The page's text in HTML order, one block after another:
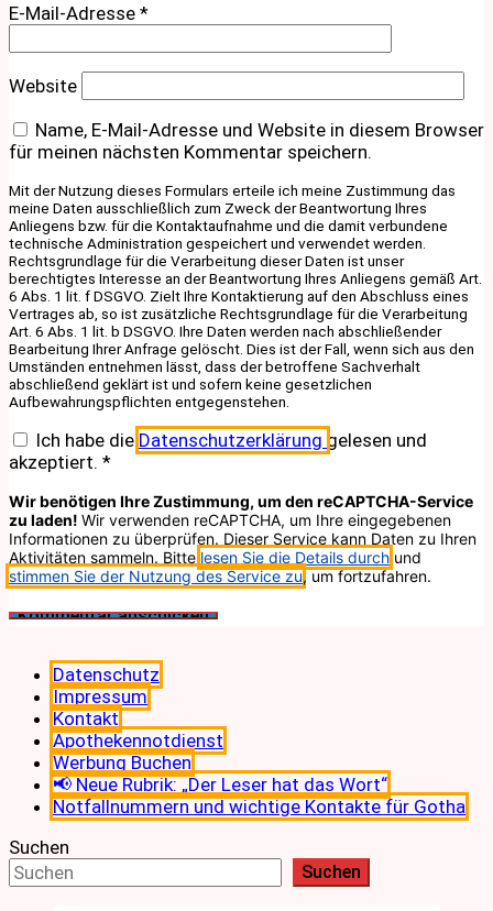
E-Mail-Adresse *
Website
Name, E-Mail-Adresse und Website in diesem Browser
für meinen nächsten Kommentar speichern.
Mit der Nutzung dieses Formulars erteile ich meine Zustimmung das
meine Daten ausschließlich zum Zweck der Beantwortung Ihres
Anliegens bzw. für die Kontaktaufnahme und die damit verbundene
technische Administration gespeichert und verwendet werden.
Rechtsgrundlage für die Verarbeitung dieser Daten ist unser
berechtigtes Interesse an der Beantwortung Ihres Anliegens gemäß Art.
6 Abs. 1 lit. f DSGVO. Zielt Ihre Kontaktierung auf den Abschluss eines
Vertrages ab, so ist zusätzliche Rechtsgrundlage für die Verarbeitung
Art. 6 Abs. 1 lit. b DSGVO. Ihre Daten werden nach abschließender
Bearbeitung Ihrer Anfrage gelöscht. Dies ist der Fall, wenn sich aus den
Umständen entnehmen lässt, dass der betroffene Sachverhalt
abschließend geklärt ist und sofern keine gesetzlichen
Aufbewahrungspflichten entgegenstehen.
Ich habe die Datenschutzerklärung gelesen und
akzeptiert. *
Wir benötigen Ihre Zustimmung, um den reCAPTCHA-Service
zu laden! Wir verwenden reCAPTCHA, um Ihre eingegebenen
Informationen zu überprüfen. Dieser Service kann Daten zu Ihren
Aktivitäten sammeln. Bitte lesen Sie die Details durch und
stimmen Sie der Nutzung des Service zu, um fortzufahren.
Datenschutz
Impressum
Kontakt
Apothekennotdienst
Werbung Buchen
📢 Neue Rubrik: „Der Leser hat das Wort“
Notfallnummern und wichtige Kontakte für Gotha
Suchen
Suchen